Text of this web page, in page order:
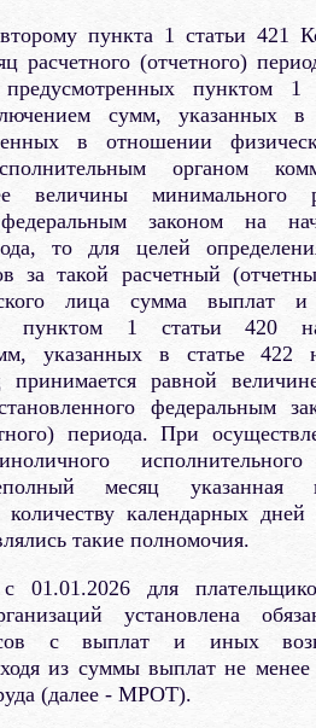
пункта 1 статьи 421
расчетного (отчетного)
предусмотренных пунктом
сумм, указанных в
в отношении
органом
величины минимального
федеральным законом на
то для целей
за такой расчетный
лица сумма выплат и
пунктом 1 статьи 420
указанных в статье 422
принимается равной
федеральным
периода. При
месяц указанная
количеству календарных
такие полномочия.
01.01.2026 для
установлена
с выплат и иных
из суммы выплат не
(далее - МРОТ).